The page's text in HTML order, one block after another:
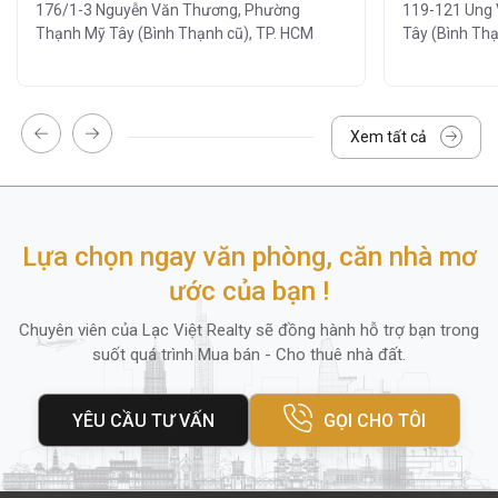
và thân thiện. Khu vực sảnh – hành lang –
WC luôn được dọn vệ sinh theo khung giờ
cho nhân viên.
Nhờ hệ thống quản lý chuyên nghiệp, doanh
nghiệp có thể yên tâm tập trung vào hoạt
thuật hay an ninh.
5. Diện tích thuê và giá thuê
Cao ốc Samland River Viewphù hợp với
các doanh nghiệp quy mô từ nhỏ tới lớn
đang tìm kiếm chất lượng Hạng C với chi phí
hiệu quả.
176/1-3 Nguyễn Văn Thương, Phường
Thạnh Mỹ Tây (Bình Thạnh cũ), TP. HCM
119-121 Ung
Tây (Bình
Xem tất cả
Lựa chọn ngay văn phòng, căn nhà mơ
ước của bạn !
Chuyên viên của Lạc Việt Realty sẽ đồng hành hỗ trợ bạn trong
suốt quá trình Mua bán - Cho thuê nhà đất.
YÊU CẦU TƯ VẤN GỌI CHO TÔI